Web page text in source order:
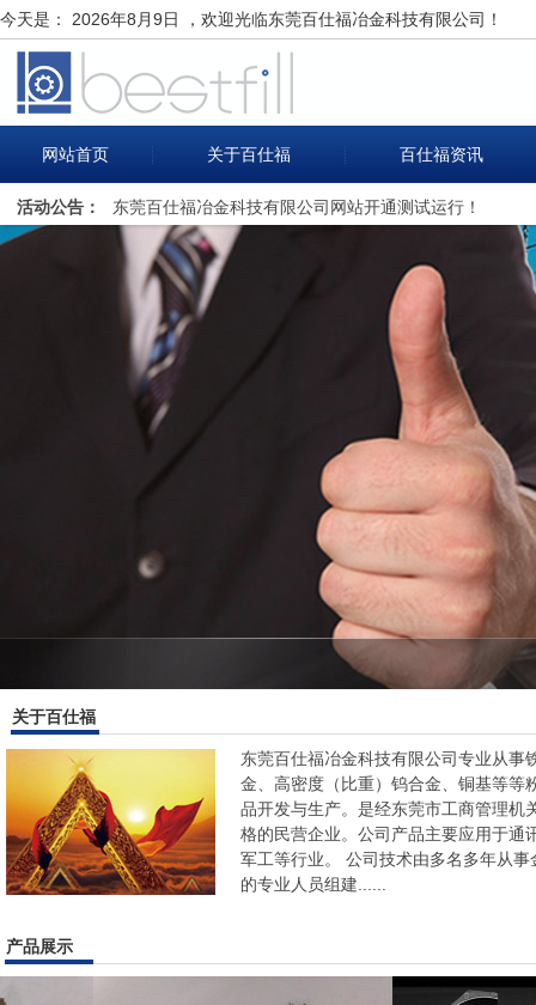
今天是： 2026年8月9日 ，欢迎光临东莞百仕福冶金科技有限公司！
网站首页 关于百仕福 百仕福资讯
活动公告： 东莞百仕福冶金科技有限公司网站开通测试运行！
关于百仕福
东莞百仕福冶金科技有限公司专业从事
金、高密度（比重）钨合金、铜基等等
品开发与生产。是经东莞市工商管理机
格的民营企业。公司产品主要应用于通
军工等行业。 公司技术由多名多年从
的专业人员组建......
产品展示